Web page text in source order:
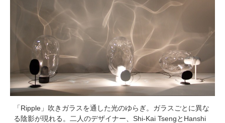
「Ripple」吹きガラスを通した光のゆらぎ。ガラスごとに異な
る陰影が現れる。二人のデザイナー、Shi-Kai TsengとHanshi